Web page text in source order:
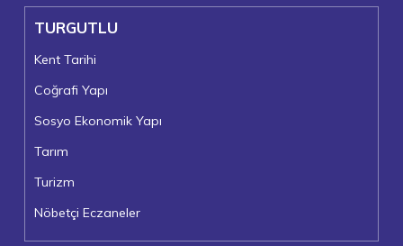
TURGUTLU
Kent Tarihi
Coğrafi Yapı
Sosyo Ekonomik Yapı
Tarım
Turizm
Nöbetçi Eczaneler